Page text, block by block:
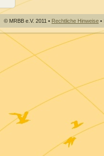
© MRBB e.V. 2011 • Rechtliche Hinweise •